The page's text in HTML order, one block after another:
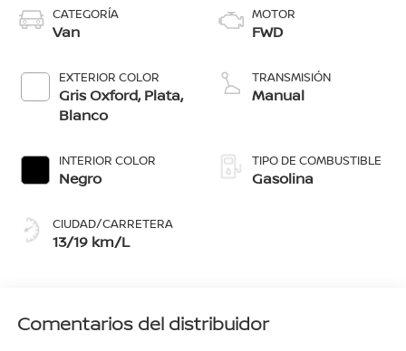
CATEGORÍA
Van
EXTERIOR COLOR
Gris Oxford, Plata,
Blanco
INTERIOR COLOR
Negro
CIUDAD/CARRETERA
13/19 km/L
MOTOR
FWD
TRANSMISIÓN
Manual
TIPO DE COMBUSTIBLE
Gasolina
Comentarios del distribuidor